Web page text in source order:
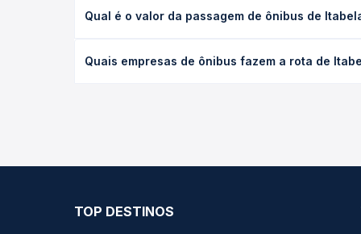
condições de tráfego. Na Quero Passagem você
Qual é o valor da passagem de ônibus de
antecedência da compra. Na Quero Passagem
Quais empresas de ônibus fazem a rota de
TOP DESTINOS